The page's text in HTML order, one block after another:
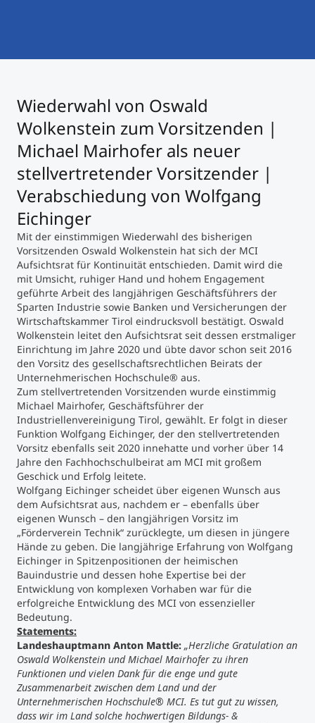
Study Finder Bachelor/Master
Masterclasses
Management-Seminare
Technische Weiterbildung
Maßgeschneiderte Programme
Studienberatung
Executive Education Finder
Wiederwahl von Oswald
Wolkenstein zum Vorsitzenden |
Michael Mairhofer als neuer
stellvertretender Vorsitzender |
Verabschiedung von Wolfgang
Eichinger
Mit der einstimmigen Wiederwahl des bisherigen
Vorsitzenden Oswald Wolkenstein hat sich der MCI
Aufsichtsrat für Kontinuität entschieden. Damit wird die
mit Umsicht, ruhiger Hand und hohem Engagement
geführte Arbeit des langjährigen Geschäftsführers der
Sparten Industrie sowie Banken und Versicherungen der
Wirtschaftskammer Tirol eindrucksvoll bestätigt. Oswald
Wolkenstein leitet den Aufsichtsrat seit dessen erstmaliger
Einrichtung im Jahre 2020 und übte davor schon seit 2016
den Vorsitz des gesellschaftsrechtlichen Beirats der
Unternehmerischen Hochschule® aus.
Zum stellvertretenden Vorsitzenden wurde einstimmig
Michael Mairhofer, Geschäftsführer der
Industriellenvereinigung Tirol, gewählt. Er folgt in dieser
Funktion Wolfgang Eichinger, der den stellvertretenden
Vorsitz ebenfalls seit 2020 innehatte und vorher über 14
Jahre den Fachhochschulbeirat am MCI mit großem
Geschick und Erfolg leitete.
Wolfgang Eichinger scheidet über eigenen Wunsch aus
dem Aufsichtsrat aus, nachdem er – ebenfalls über
eigenen Wunsch – den langjährigen Vorsitz im
„Förderverein Technik“ zurücklegte, um diesen in jüngere
Hände zu geben. Die langjährige Erfahrung von Wolfgang
Eichinger in Spitzenpositionen der heimischen
Bauindustrie und dessen hohe Expertise bei der
Entwicklung von komplexen Vorhaben war für die
erfolgreiche Entwicklung des MCI von essenzieller
Bedeutung.
Statements:
Landeshauptmann Anton Mattle: „Herzliche Gratulation an
Oswald Wolkenstein und Michael Mairhofer zu ihren
Funktionen und vielen Dank für die enge und gute
Zusammenarbeit zwischen dem Land und der
Unternehmerischen Hochschule® MCI. Es tut gut zu wissen,
dass wir im Land solche hochwertigen Bildungs- &